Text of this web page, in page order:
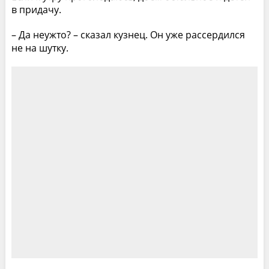
в придачу.
– Да неужто? – сказал кузнец. Он уже рассердился
не на шутку.